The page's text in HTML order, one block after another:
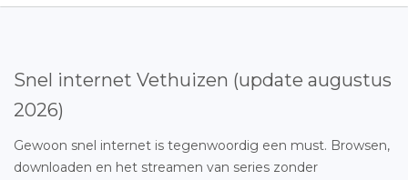
Snel internet Vethuizen (update augustus
2026)
Gewoon snel internet is tegenwoordig een must. Browsen,
downloaden en het streamen van series zonder